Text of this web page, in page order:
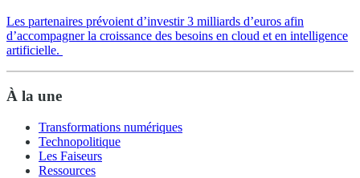
Les partenaires prévoient d’investir 3 milliards d’euros afin
d’accompagner la croissance des besoins en cloud et en intelligence
artificielle.
À la une
Transformations numériques
Technopolitique
Les Faiseurs
Ressources